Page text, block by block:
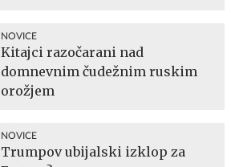
NOVICE
Kitajci razočarani nad
domnevnim čudežnim ruskim
orožjem
NOVICE
Trumpov ubijalski izklop za